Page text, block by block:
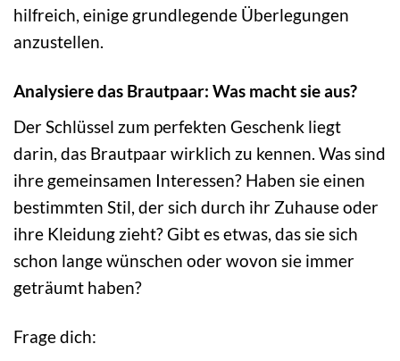
hilfreich, einige grundlegende Überlegungen
anzustellen.
Analysiere das Brautpaar: Was macht sie aus?
Der Schlüssel zum perfekten Geschenk liegt
darin, das Brautpaar wirklich zu kennen. Was sind
ihre gemeinsamen Interessen? Haben sie einen
bestimmten Stil, der sich durch ihr Zuhause oder
ihre Kleidung zieht? Gibt es etwas, das sie sich
schon lange wünschen oder wovon sie immer
geträumt haben?
Frage dich: